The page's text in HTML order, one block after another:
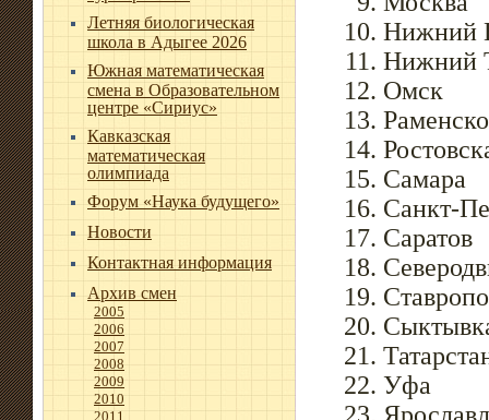
Летняя биологическая
школа в Адыгее 2026
Южная математическая
смена в Образовательном
центре «Сириус»
Кавказская
математическая
олимпиада
Форум «Наука будущего»
Новости
Контактная информация
Архив смен
2005
2006
2007
2008
2009
2010
2011
Нижний
Нижний
Омск
Самара
Санкт-
Саратов
Уфа